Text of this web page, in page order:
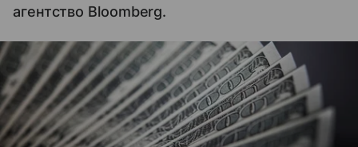
агентство Bloomberg.